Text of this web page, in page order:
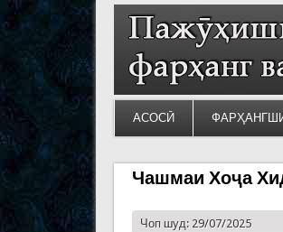
АСОСӢ
Чашмаи Хоҷа
Чоп шуд: 29/07/2025